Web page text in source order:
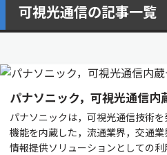
可視光通信の記事一覧
パナソニック，可視光通信内
パナソニックは，可視光通信技術
機能を内蔵した，流通業界，交通
情報提供ソリューションとしての